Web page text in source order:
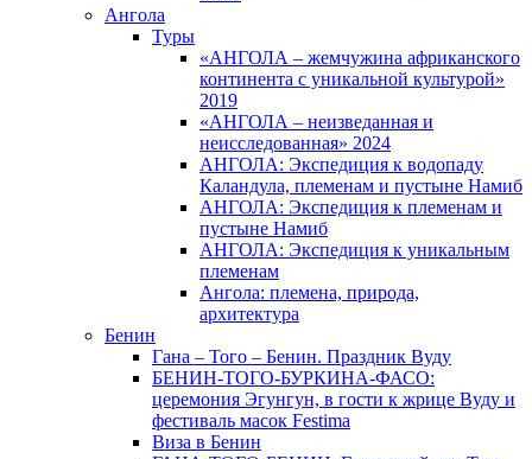
Ангола
Туры
«АНГОЛА – жемчужина африканского
континента с уникальной культурой»
2019
«АНГОЛА – неизведанная и
неисследованная» 2024
АНГОЛА: Экспедиция к водопаду
Каландула, племенам и пустыне Намиб
АНГОЛА: Экспедиция к племенам и
пустыне Намиб
АНГОЛА: Экспедиция к уникальным
племенам
Ангола: племена, природа,
архитектура
Бенин
Гана – Того – Бенин. Праздник Вуду
БЕНИН-ТОГО-БУРКИНА-ФАСО:
церемония Эгунгун, в гости к жрице Вуду и
фестиваль масок Festima
Виза в Бенин